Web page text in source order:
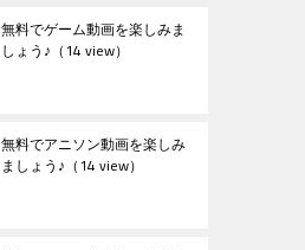
無料でゲーム動画を楽しみま
しょう♪ （14 view）
無料でアニソン動画を楽しみ
ましょう♪ （14 view）